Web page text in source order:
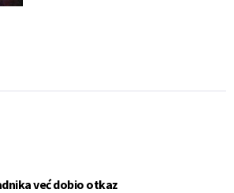
već dobio otkaz